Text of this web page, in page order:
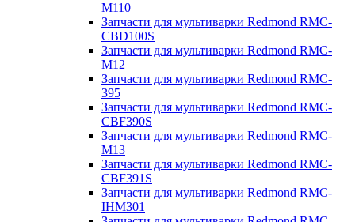
M110
Запчасти для мультиварки Redmond RMC-
CBD100S
Запчасти для мультиварки Redmond RMC-
M12
Запчасти для мультиварки Redmond RMC-
395
Запчасти для мультиварки Redmond RMC-
CBF390S
Запчасти для мультиварки Redmond RMC-
M13
Запчасти для мультиварки Redmond RMC-
CBF391S
Запчасти для мультиварки Redmond RMC-
IHM301